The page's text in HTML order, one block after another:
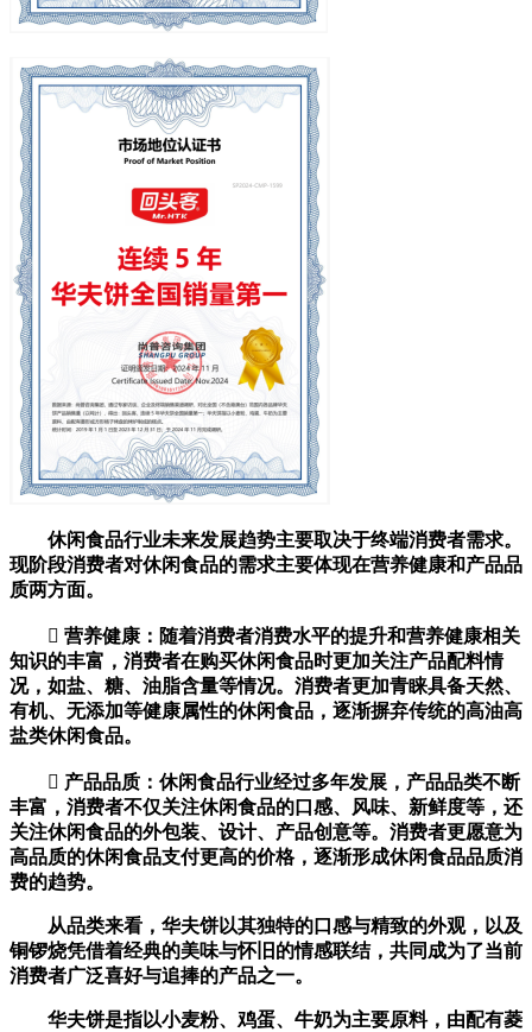
休闲食品行业未来发展趋势主要取决于终端消费者需求。
现阶段消费者对休闲食品的需求主要体现在营养健康和产品品
质两方面。
 营养健康：随着消费者消费水平的提升和营养健康相关
知识的丰富，消费者在购买休闲食品时更加关注产品配料情
况，如盐、糖、油脂含量等情况。消费者更加青睐具备天然、
有机、无添加等健康属性的休闲食品，逐渐摒弃传统的高油高
盐类休闲食品。
 产品品质：休闲食品行业经过多年发展，产品品类不断
丰富，消费者不仅关注休闲食品的口感、风味、新鲜度等，还
关注休闲食品的外包装、设计、产品创意等。消费者更愿意为
高品质的休闲食品支付更高的价格，逐渐形成休闲食品品质消
费的趋势。
从品类来看，华夫饼以其独特的口感与精致的外观，以及
铜锣烧凭借着经典的美味与怀旧的情感联结，共同成为了当前
消费者广泛喜好与追捧的产品之一。
华夫饼是指以小麦粉、鸡蛋、牛奶为主要原料，由配有菱